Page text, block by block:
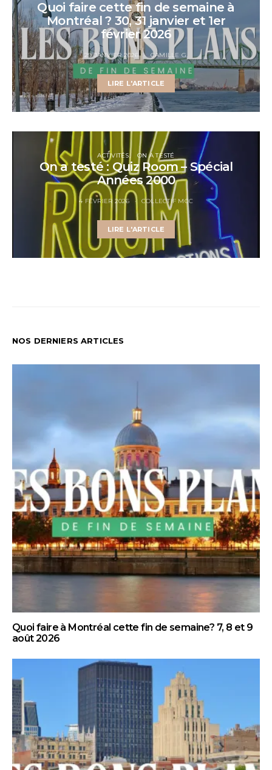
Quoi faire cette fin de semaine à
Montréal ? 30, 31 janvier et 1er
février 2026
29 JANVIER 2026 CAMILLE G.
LIRE L'ARTICLE
ACTIVITÉS ON A TESTÉ
On a testé : Quiz Room – Spécial
Années 2000
4 FÉVRIER 2026 COLLECTIF MCC
LIRE L'ARTICLE
NOS DERNIERS ARTICLES
Quoi faire à Montréal cette fin de semaine? 7, 8 et 9
août 2026